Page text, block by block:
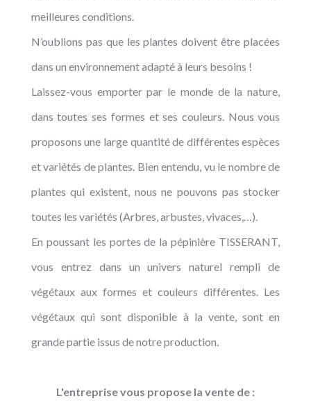
meilleures conditions.
N’oublions pas que les plantes doivent être placées
dans un environnement adapté à leurs besoins !
Laissez-vous emporter par le monde de la nature,
dans toutes ses formes et ses couleurs. Nous vous
proposons une large quantité de différentes espèces
et variétés de plantes. Bien entendu, vu le nombre de
plantes qui existent, nous ne pouvons pas stocker
toutes les variétés (Arbres, arbustes, vivaces,…).
En poussant les portes de la pépinière TISSERANT,
vous entrez dans un univers naturel rempli de
végétaux aux formes et couleurs différentes. Les
végétaux qui sont disponible à la vente, sont en
grande partie issus de notre production.
L'entreprise vous propose la vente de :